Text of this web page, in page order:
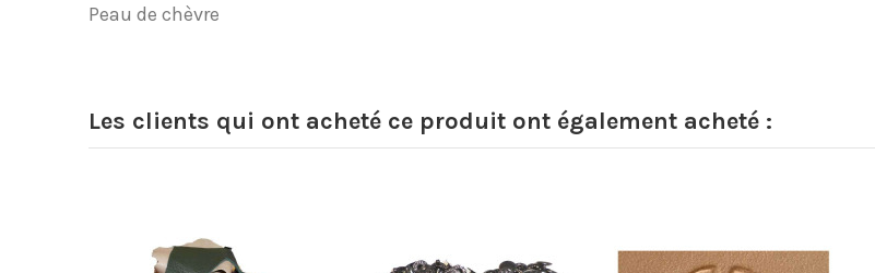
Peau de chèvre
Les clients qui ont acheté ce produit ont également acheté :